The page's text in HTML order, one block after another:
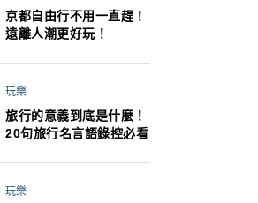
京都自由行不用一直趕！
遠離人潮更好玩！
玩樂
旅行的意義到底是什麼！
20句旅行名言語錄控必看
玩樂